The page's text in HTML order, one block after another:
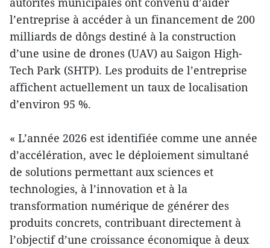
l’entreprise à accéder à un financement de 200
milliards de dôngs destiné à la construction
d’une usine de drones (UAV) au Saigon High-
Tech Park (SHTP). Les produits de l’entreprise
affichent actuellement un taux de localisation
d’environ 95 %.
« L’année 2026 est identifiée comme une année
d’accélération, avec le déploiement simultané
de solutions permettant aux sciences et
technologies, à l’innovation et à la
transformation numérique de générer des
produits concrets, contribuant directement à
l’objectif d’une croissance économique à deux